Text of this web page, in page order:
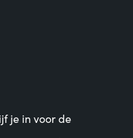
je in voor de